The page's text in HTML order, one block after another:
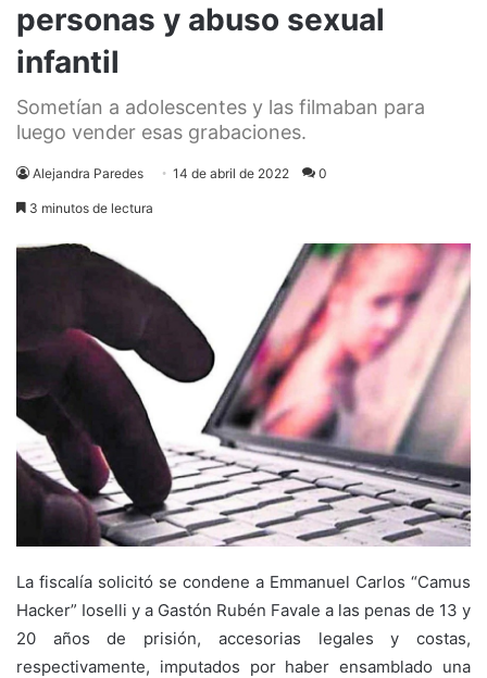
personas y abuso sexual
infantil
Sometían a adolescentes y las filmaban para
luego vender esas grabaciones.
Alejandra Paredes 14 de abril de 2022 0
3 minutos de lectura
La fiscalía solicitó se condene a Emmanuel Carlos “Camus
Hacker” Ioselli y a Gastón Rubén Favale a las penas de 13 y
20 años de prisión, accesorias legales y costas,
respectivamente, imputados por haber ensamblado una